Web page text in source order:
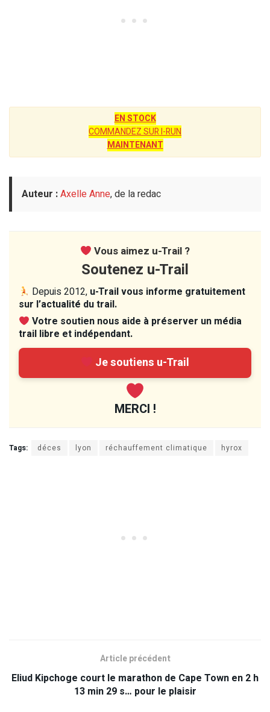
EN STOCK
COMMANDEZ SUR I-RUN
MAINTENANT
Auteur :Axelle Anne, de la redac
Vous aimez u-Trail ?
Soutenez u-Trail
Depuis 2012, u-Trail vous informe gratuitement
sur l’actualité du trail.
Votre soutien nous aide à préserver un média
trail libre et indépendant.
Je soutiens u-Trail
MERCI !
Tags: déces lyon réchauffement climatique hyrox
Article précédent
Eliud Kipchoge court le marathon de Cape Town en 2 h
13 min 29 s… pour le plaisir